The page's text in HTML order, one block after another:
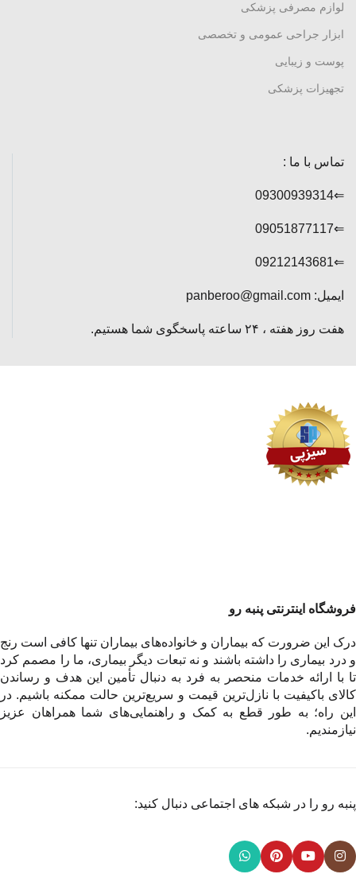
لوازم مصرفی پزشکی
ابزار جراحی عمومی و تخصصی
پوست و زیبایی
تجهیزات پزشکی
تماس با ما :
⇐09300939314
⇐09051877117
⇐09212143681
ایمیل: panberoo@gmail.com
هفت روز هفته ، ۲۴ ساعته پاسخگوی شما هستیم.
فروشگاه اینترنتی پنبه رو
درک این ضرورت که بیماران و خانواده‌های بیماران تنها کافی است رنج
و درد بیماری را داشته باشند و نه تبعات دیگر بیماری، ما را مصمم کرد
تا با ارائه خدمات منحصر به فرد به دنبال تأمین این هدف و رساندن
کالای باکیفیت با نازل‌ترین قیمت و سریع‌ترین حالت ممکنه باشیم. در
این راه؛ به طور قطع به کمک و راهنمایی‌های شما همراهان عزیز
نیازمندیم.
پنبه رو را در شبکه های اجتماعی دنبال کنید: